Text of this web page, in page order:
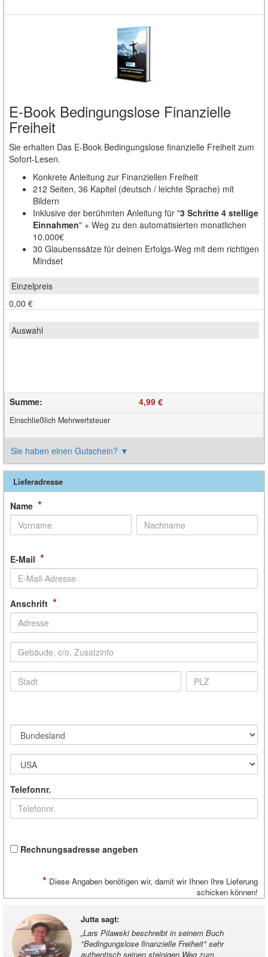
E-Book Bedingungslose Finanzielle
Freiheit
Sie erhalten Das E-Book Bedingungslose finanzielle Freiheit zum
Sofort-Lesen.
Konkrete Anleitung zur Finanziellen Freiheit
212 Seiten, 36 Kapitel (deutsch / leichte Sprache) mit
Bildern
Inklusive der berühmten Anleitung für "3 Schritte 4 stellige
Einnahmen" + Weg zu den automatisierten monatlichen
10.000€
30 Glaubenssätze für deinen Erfolgs-Weg mit dem richtigen
Mindset
0,00 €
Summe: 4,99 €
Einschließlich Mehrwertsteuer
Sie haben einen Gutschein? ▼
Lieferadresse
Name *
E-Mail *
Anschrift *
Telefonnr.
Rechnungsadresse angeben
* Diese Angaben benötigen wir, damit wir Ihnen Ihre Lieferung
schicken können!
Jutta sagt:
„Lars Pilawski beschreibt in seinem Buch
"Bedingungslose finanzielle Freiheit" sehr
authentisch seinen steinigen Weg zum